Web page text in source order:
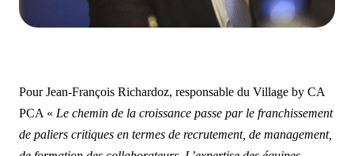
Pour Jean-François Richardoz, responsable du Village by CA
PCA « Le chemin de la croissance passe par le franchissement
de paliers critiques en termes de recrutement, de management,